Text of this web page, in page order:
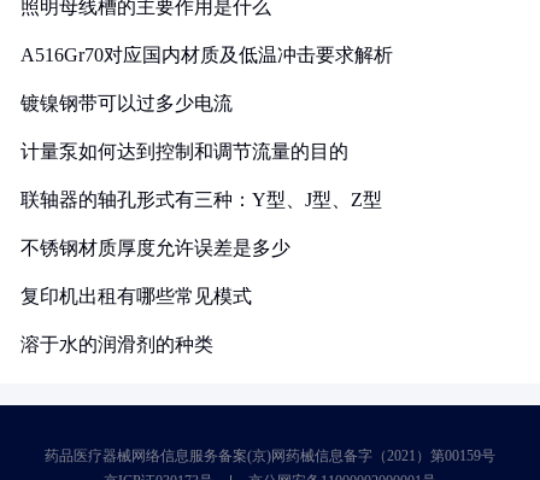
照明母线槽的主要作用是什么
A516Gr70对应国内材质及低温冲击要求解析
镀镍钢带可以过多少电流
计量泵如何达到控制和调节流量的目的
联轴器的轴孔形式有三种：Y型、J型、Z型
不锈钢材质厚度允许误差是多少
复印机出租有哪些常见模式
溶于水的润滑剂的种类
药品医疗器械网络信息服务备案(京)网药械信息备字（2021）第00159号